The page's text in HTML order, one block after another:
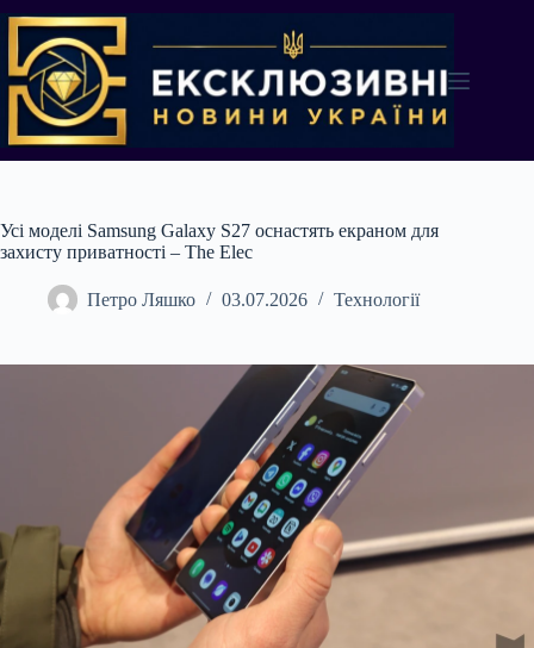
до
вмісту
Усі моделі Samsung Galaxy S27 оснастять екраном для
захисту приватності – The Elec
Петро Ляшко 03.07.2026 Технології